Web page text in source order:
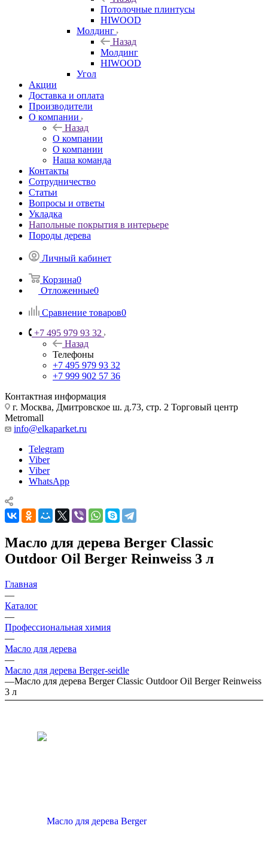
Потолочные плинтусы
HIWOOD
Молдинг
Назад
Молдинг
HIWOOD
Угол
Акции
Доставка и оплата
Производители
О компании
Назад
О компании
О компании
Наша команда
Контакты
Сотрудничество
Статьи
Вопросы и ответы
Укладка
Напольные покрытия в интерьере
Породы дерева
Личный кабинет
Корзина0
Отложенные0
Сравнение товаров0
+7 495 979 93 32
Назад
Телефоны
+7 495 979 93 32
+7 999 902 57 36
Контактная информация
г. Москва, Дмитровское ш. д.73, стр. 2 Торговый центр
Metromall
info@elkaparket.ru
Telegram
Viber
Viber
WhatsApp
Масло для дерева Berger Classic
Outdoor Oil Berger Reinweiss 3 л
Главная
—
Каталог
—
Профессиональная химия
—
Масло для дерева
—
Масло для дерева Berger-seidle
—Масло для дерева Berger Classic Outdoor Oil Berger Reinweiss
3 л